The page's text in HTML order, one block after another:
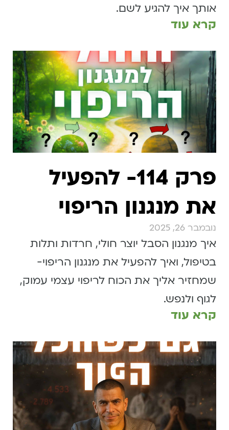
אותך איך להגיע לשם.
קרא עוד
פרק 114- להפעיל
את מנגנון הריפוי
נובמבר 26, 2025
איך מנגנון הסבל יוצר חולי, חרדות ותלות
בטיפול, ואיך להפעיל את מנגנון הריפוי-
שמחזיר אליך את הכוח לריפוי עצמי עמוק,
לגוף ולנפש.
קרא עוד